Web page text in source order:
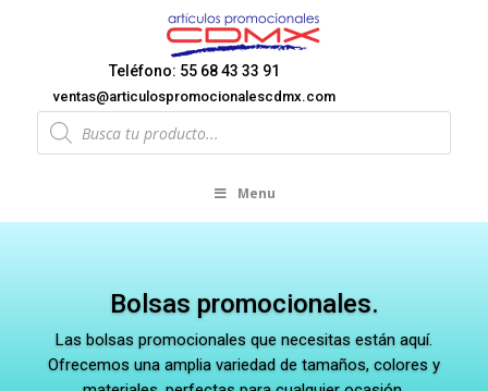
Teléfono: 55 68 43 33 91
ventas@articulospromocionalescdmx.com
Products
search
Menu
Bolsas promocionales.
Las bolsas promocionales que necesitas están aquí.
Ofrecemos una amplia variedad de tamaños, colores y